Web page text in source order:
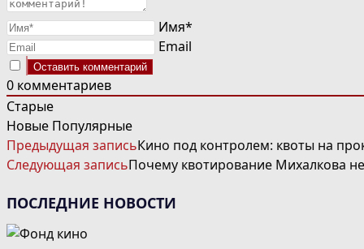
Имя*
Email
0 комментариев
Старые
Новые Популярные
ЧИТАТЬ
ДАЛЕЕ
СТАТЬИ
Предыдущая записьКино под контролем: квоты на
Следующая записьПочему квотирование Михалкова
ПОСЛЕДНИЕ НОВОСТИ